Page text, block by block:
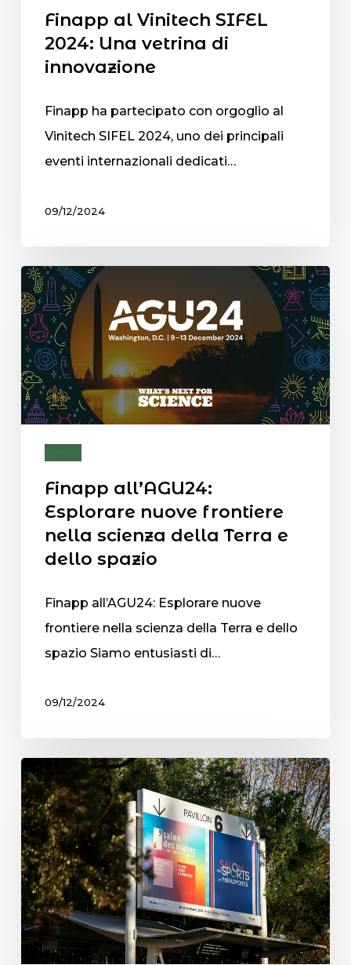
Finapp al Vinitech SIFEL
2024: Una vetrina di
innovazione
Finapp ha partecipato con orgoglio al
Vinitech SIFEL 2024, uno dei principali
eventi internazionali dedicati…
09/12/2024
Finapp all’AGU24:
Esplorare nuove frontiere
nella scienza della Terra e
dello spazio
Finapp all’AGU24: Esplorare nuove
frontiere nella scienza della Terra e dello
spazio Siamo entusiasti di…
09/12/2024